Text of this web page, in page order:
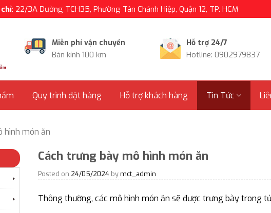
: 22/3A Đường TCH35, Phường Tân Chánh Hiệp, Quận 12, TP. HCM
Miễn phí vận chuyển
Bán kính 100 km
Hỗ trợ 24/7
Hotline: 0902979837
Quy trình đặt hàng Hỗ trợ khách hàng Tin Tức
hình món ăn
Cách trưng bày mô hình món ăn
Posted on 24/05/2024 bymct_admin
Thông thường, các mô hình món ăn sẽ được trưng bày trong